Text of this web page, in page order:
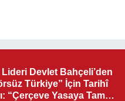
Lideri Devlet Bahçeli’den
Türkiye” İçin Tarihî
“Çerçeve Yasaya Tam